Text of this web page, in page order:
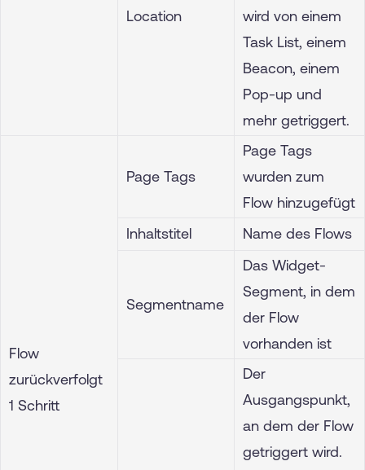
Location
wird von einem
Task List, einem
Beacon, einem
Pop-up und
mehr getriggert.
Flow
zurückverfolgt
1 Schritt
Page Tags
Page Tags
wurden zum
Flow hinzugefügt
Inhaltstitel
Name des Flows
Segmentname
Das Widget-
Segment, in dem
der Flow
vorhanden ist
Der
Ausgangspunkt,
an dem der Flow
getriggert wird.